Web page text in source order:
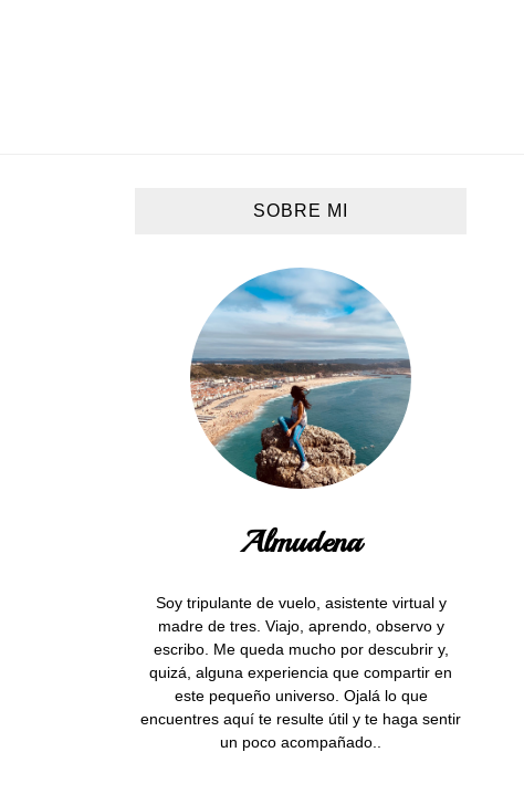
SOBRE MI
Almudena
Soy tripulante de vuelo, asistente virtual y
madre de tres. Viajo, aprendo, observo y
escribo. Me queda mucho por descubrir y,
quizá, alguna experiencia que compartir en
este pequeño universo. Ojalá lo que
encuentres aquí te resulte útil y te haga sentir
un poco acompañado..